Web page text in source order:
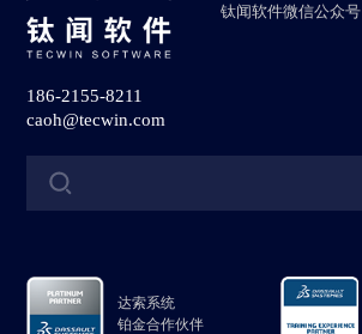
钛闻软件微信公众号
186-2155-8211
caoh@tecwin.com
达索系统
铂金合作伙伴